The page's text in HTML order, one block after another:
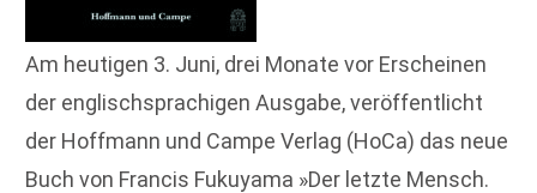
Am heutigen 3. Juni, drei Monate vor Erscheinen
der englischsprachigen Ausgabe, veröffentlicht
der Hoffmann und Campe Verlag (HoCa) das neue
Buch von Francis Fukuyama »Der letzte Mensch.